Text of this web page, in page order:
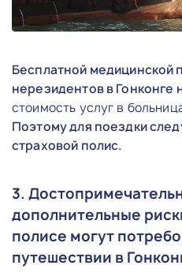
Бесплатной медицинской
нерезидентов в Гонконге
стоимость услуг в
Поэтому для поездки
страховой полис.
3.
дополнительные
полисе могут
путешествии в